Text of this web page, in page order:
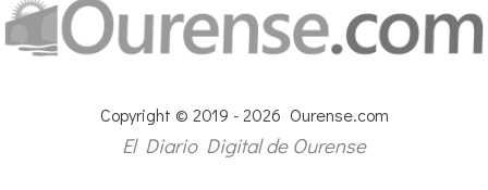
Copyright © 2019 - 2026 Ourense.com
El Diario Digital de Ourense